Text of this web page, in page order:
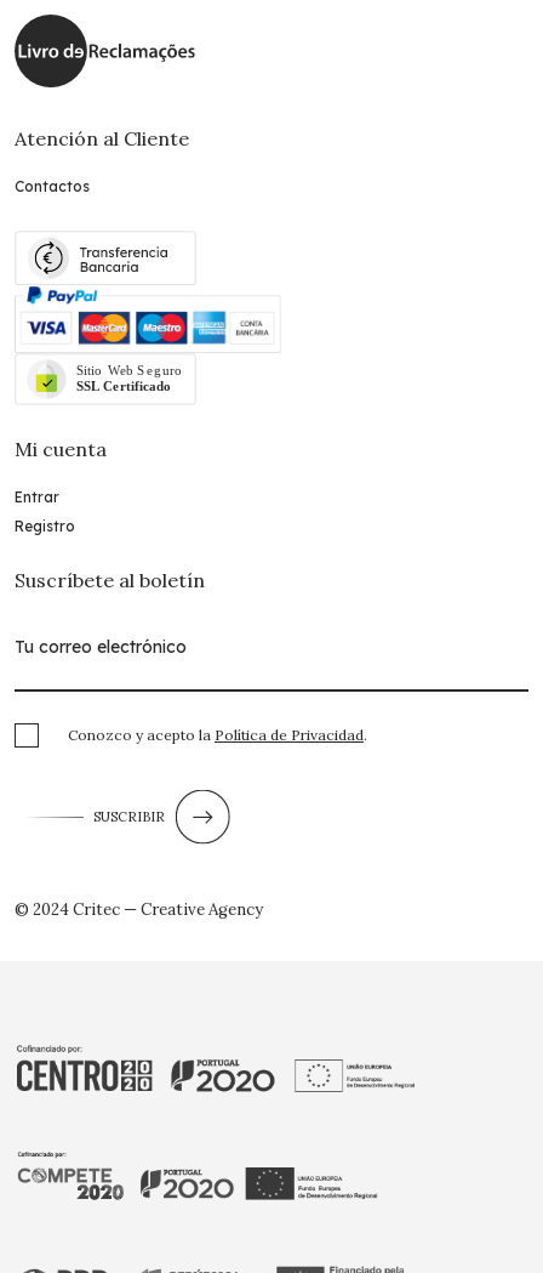
Atención al Cliente
Contactos
Mi cuenta
Entrar
Registro
Suscríbete al boletín
Conozco y acepto la Política de Privacidad.
SUSCRIBIR
© 2024 Critec — Creative Agency